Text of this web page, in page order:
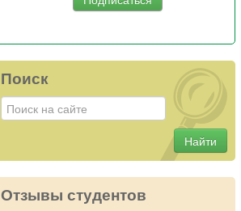
Поиск
Найти
Отзывы студентов